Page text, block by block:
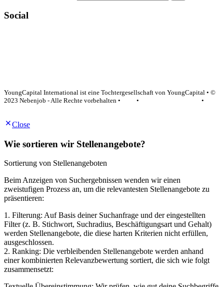
Social
YoungCapital International ist eine Tochtergesellschaft von YoungCapital • ©
2023 Nebenjob - Alle Rechte vorbehalten •
•
•
Close
Wie sortieren wir Stellenangebote?
Sortierung von Stellenangeboten
Beim Anzeigen von Suchergebnissen wenden wir einen
zweistufigen Prozess an, um die relevantesten Stellenangebote zu
präsentieren:
1. Filterung: Auf Basis deiner Suchanfrage und der eingestellten
Filter (z. B. Stichwort, Suchradius, Beschäftigungsart und Gehalt)
werden Stellenangebote, die diese harten Kriterien nicht erfüllen,
ausgeschlossen.
2. Ranking: Die verbleibenden Stellenangebote werden anhand
einer kombinierten Relevanzbewertung sortiert, die sich wie folgt
zusammensetzt: